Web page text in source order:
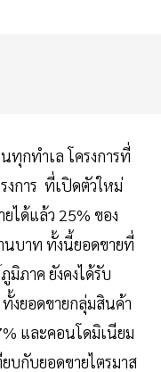
ทุกทำเล โครงการที่
งการ ที่เปิดตัวใหม่
ได้แล้ว 25% ของ
นบาท ทั้งนี้ยอดขายที่
ภาค ยังคงได้รับ
งยอดขายกลุ่มสินค้า
และคอนโดมิเนียม
บกับยอดขายไตรมาส